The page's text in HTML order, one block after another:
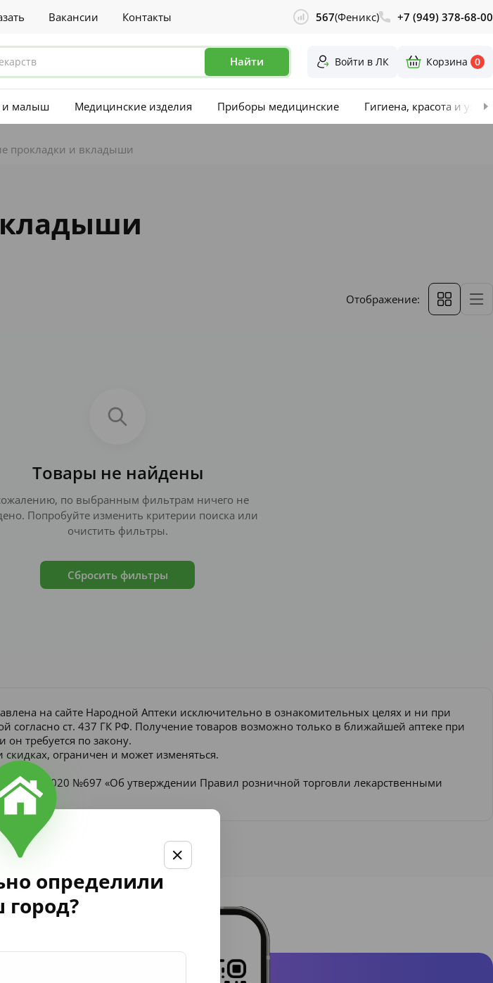
Вакансии Контакты 567(Феникс) +7 (949) 378-68-00
Найти Войти в ЛК Корзина 0
и малыш Медицинские изделия Приборы медицинские Гигиена, красота и уход
определили
город?
прокладки и вкладыши
Отображение:
Товары не найдены
по выбранным фильтрам ничего не
Попробуйте изменить критерии поиска или
очистить фильтры.
Сбросить фильтры
на сайте Народной Аптеки исключительно в ознакомительных целях и ни при
согласно ст. 437 ГК РФ. Получение товаров возможно только в ближайшей аптеке при
требуется по закону.
ограничен и может изменяться.
16 мая 2020 №697 «Об утверждении Правил розничной торговли лекарственными